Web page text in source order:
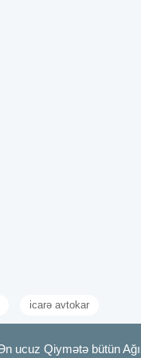
icarə avtokar
ucuz Qiymətə bütün